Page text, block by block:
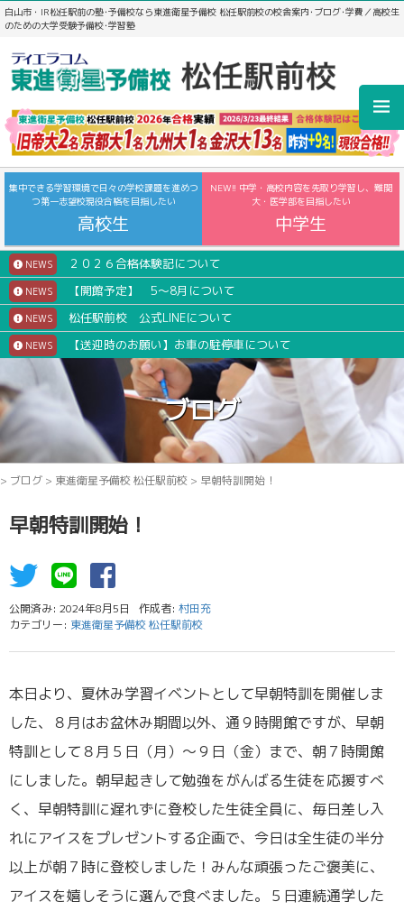
白山市・IR松任駅前の塾･予備校なら東進衛星予備校 松任駅前校の校舎案内･ブログ･学費／高校生
のための大学受験予備校･学習塾
集中できる学習環境で日々の学校課題を進めつ
つ第一志望校現役合格を目指したい
高校生
NEW!! 中学・高校内容を先取り学習し、難関
大・医学部を目指したい
中学生
NEWS ２０２６合格体験記について
NEWS 【開館予定】 5～8月について
NEWS 松任駅前校 公式LINEについて
NEWS 【送迎時のお願い】お車の駐停車について
ブログ
> ブログ > 東進衛星予備校 松任駅前校 > 早朝特訓開始！
早朝特訓開始！
公開済み: 2024年8月5日 作成者: 村田充
カテゴリー: 東進衛星予備校 松任駅前校
本日より、夏休み学習イベントとして早朝特訓を開催しま
した、８月はお盆休み期間以外、通９時開館ですが、早朝
特訓として８月５日（月）～９日（金）まで、朝７時開館
にしました。朝早起きして勉強をがんばる生徒を応援すべ
く、早朝特訓に遅れずに登校した生徒全員に、毎日差し入
れにアイスをプレゼントする企画で、今日は全生徒の半分
以上が朝７時に登校しました！みんな頑張ったご褒美に、
アイスを嬉しそうに選んで食べました。５日連続通学した